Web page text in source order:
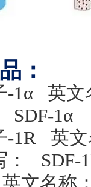
：
-1α
英文
SDF-1α
-1R
英
SDF-
英文名称